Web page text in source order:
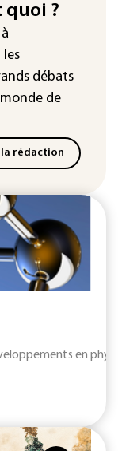
la
en
quoi ?
débats
de
rédaction
en